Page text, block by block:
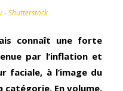
- Shutterstock
connaît une forte
par l’inflation et
faciale, à l’image du
En volume,